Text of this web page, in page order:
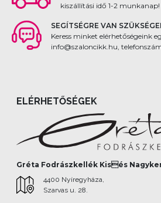
kiszállítási idő 1-2 munkanap!
SEGÍTSÉGRE VAN
Keress minket elérhetőségeink
info@szaloncikk.hu,
ELÉRHETŐSÉGEK
Gréta Fodrászkellék Kisés
4400 Nyíregyháza,
Szarvas u. 28.